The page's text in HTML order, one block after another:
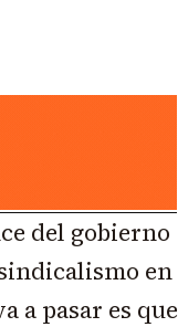
del gobierno
en
a pasar es que